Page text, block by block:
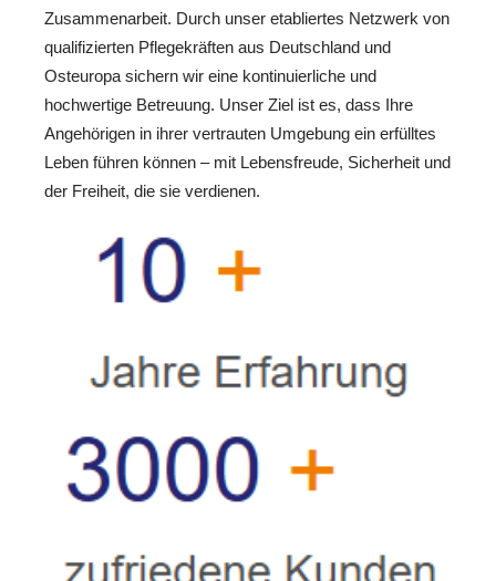
Zusammenarbeit. Durch unser etabliertes Netzwerk von
qualifizierten Pflegekräften aus Deutschland und
Osteuropa sichern wir eine kontinuierliche und
hochwertige Betreuung. Unser Ziel ist es, dass Ihre
Angehörigen in ihrer vertrauten Umgebung ein erfülltes
Leben führen können – mit Lebensfreude, Sicherheit und
der Freiheit, die sie verdienen.